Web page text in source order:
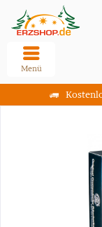
Menü